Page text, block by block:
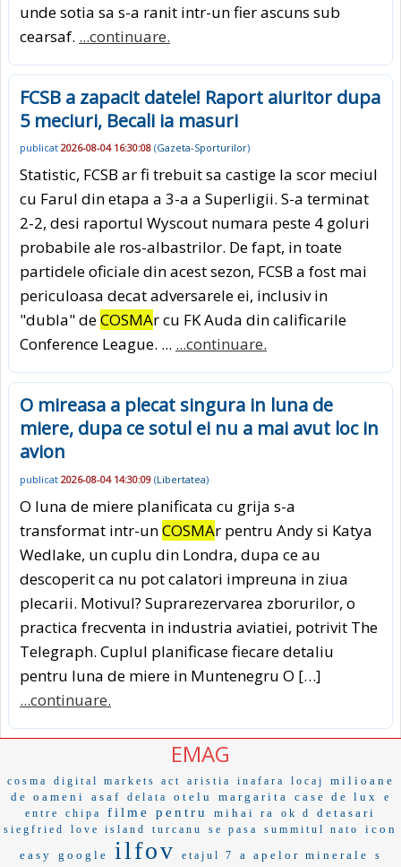
unde sotia sa s-a ranit intr-un fier ascuns sub
cearsaf. ...continuare.
FCSB a zapacit datele! Raport aiuritor dupa
5 meciuri, Becali ia masuri
publicat 2026-08-04 16:30:08 (Gazeta-Sporturilor)
Statistic, FCSB ar fi trebuit sa castige la scor meciul
cu Farul din etapa a 3-a a Superligii. S-a terminat
2-2, desi raportul Wyscout numara peste 4 goluri
probabile ale ros-albastrilor. De fapt, in toate
partidele oficiale din acest sezon, FCSB a fost mai
periculoasa decat adversarele ei, inclusiv in
"dubla" deCOSMAr cu FK Auda din calificarile
Conference League. ... ...continuare.
O mireasa a plecat singura in luna de
miere, dupa ce sotul ei nu a mai avut loc in
avion
publicat 2026-08-04 14:30:09 (Libertatea)
O luna de miere planificata cu grija s-a
transformat intr-unCOSMAr pentru Andy si Katya
Wedlake, un cuplu din Londra, dupa ce au
descoperit ca nu pot calatori impreuna in ziua
plecarii. Motivul? Suprarezervarea zborurilor, o
practica frecventa in industria aviatiei, potrivit The
Telegraph. Cuplul planificase fiecare detaliu
pentru luna de miere in Muntenegru O […]
...continuare.
EMAG
cosma digital markets act aristia inafara locaj
milioane
de oameni
asaf delata otelu margarita case de lux
e
entre
chipa filme pentru mihai ra ok d detasari
siegfried love island turcanu se pasa summitul nato
icon
easy
google ilfov etajul 7 a apelor minerale s